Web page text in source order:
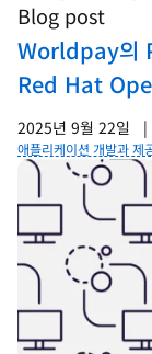
Blog post
Worldpay의
Red Hat
2025년 9월 22일 |
애플리케이션 개발과 제